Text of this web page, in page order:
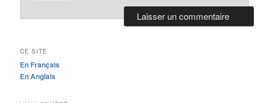
CE SITE
En Français
En Anglais